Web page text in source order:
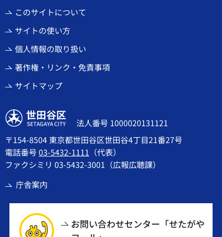
このサイトについて
サイトの使い方
個人情報の取り扱い
著作権・リンク・免責事項
サイトマップ
世田谷区
法人番号 1000020131121
〒154-8504 東京都世田谷区世田谷4丁目21番27号
電話番号03-5432-1111 （代表）
ファクシミリ 03-5432-3001（広報広聴課）
庁舎案内
お問い合わせセンター「せたがや